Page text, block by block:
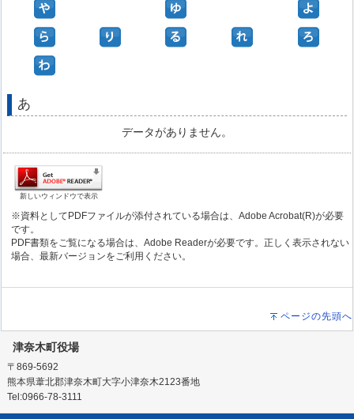
あ
データがありません。
新しいウィンドウで表示
※資料としてPDFファイルが添付されている場合は、Adobe Acrobat(R)が必要
です。
PDF書類をご覧になる場合は、Adobe Readerが必要です。正しく表示されない
場合、最新バージョンをご利用ください。
ページの先頭へ
津奈木町役場
〒869-5692
熊本県葦北郡津奈木町大字小津奈木2123番地
Tel:0966-78-3111